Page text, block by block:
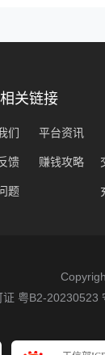
相关链接
们 平台资讯
馈 赚钱攻略
题
粤B2-20230523